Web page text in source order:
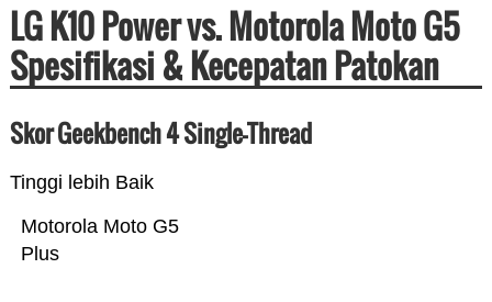
LG K10 Power vs. Motorola Moto G5
Spesifikasi & Kecepatan Patokan
Skor Geekbench 4 Single-Thread
Tinggi lebih Baik
Motorola Moto G5
Plus